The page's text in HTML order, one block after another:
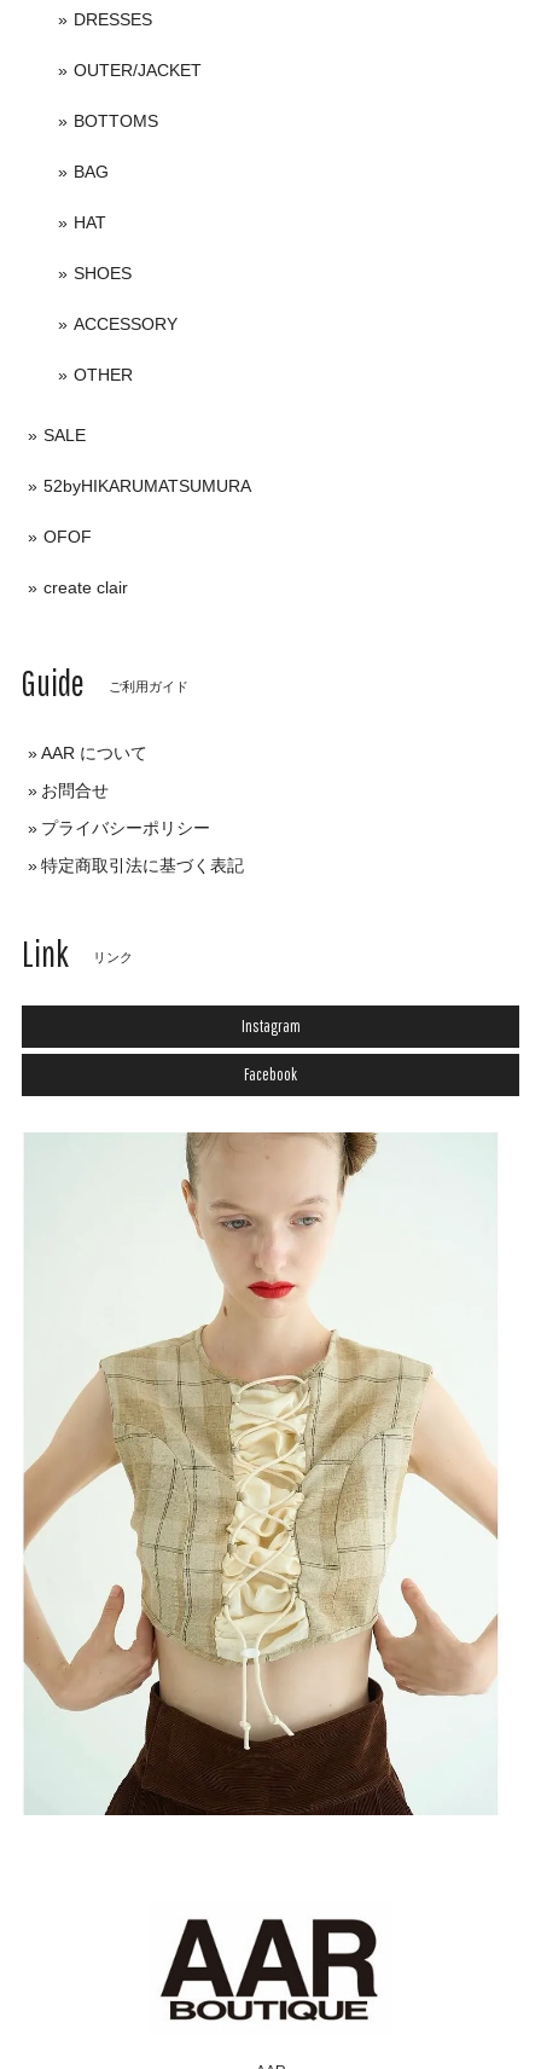
DRESSES
OUTER/JACKET
BOTTOMS
BAG
HAT
SHOES
ACCESSORY
OTHER
SALE
52byHIKARUMATSUMURA
OFOF
create clair
Guide ご利用ガイド
AAR について
お問合せ
プライバシーポリシー
特定商取引法に基づく表記
Link リンク
Instagram
Facebook